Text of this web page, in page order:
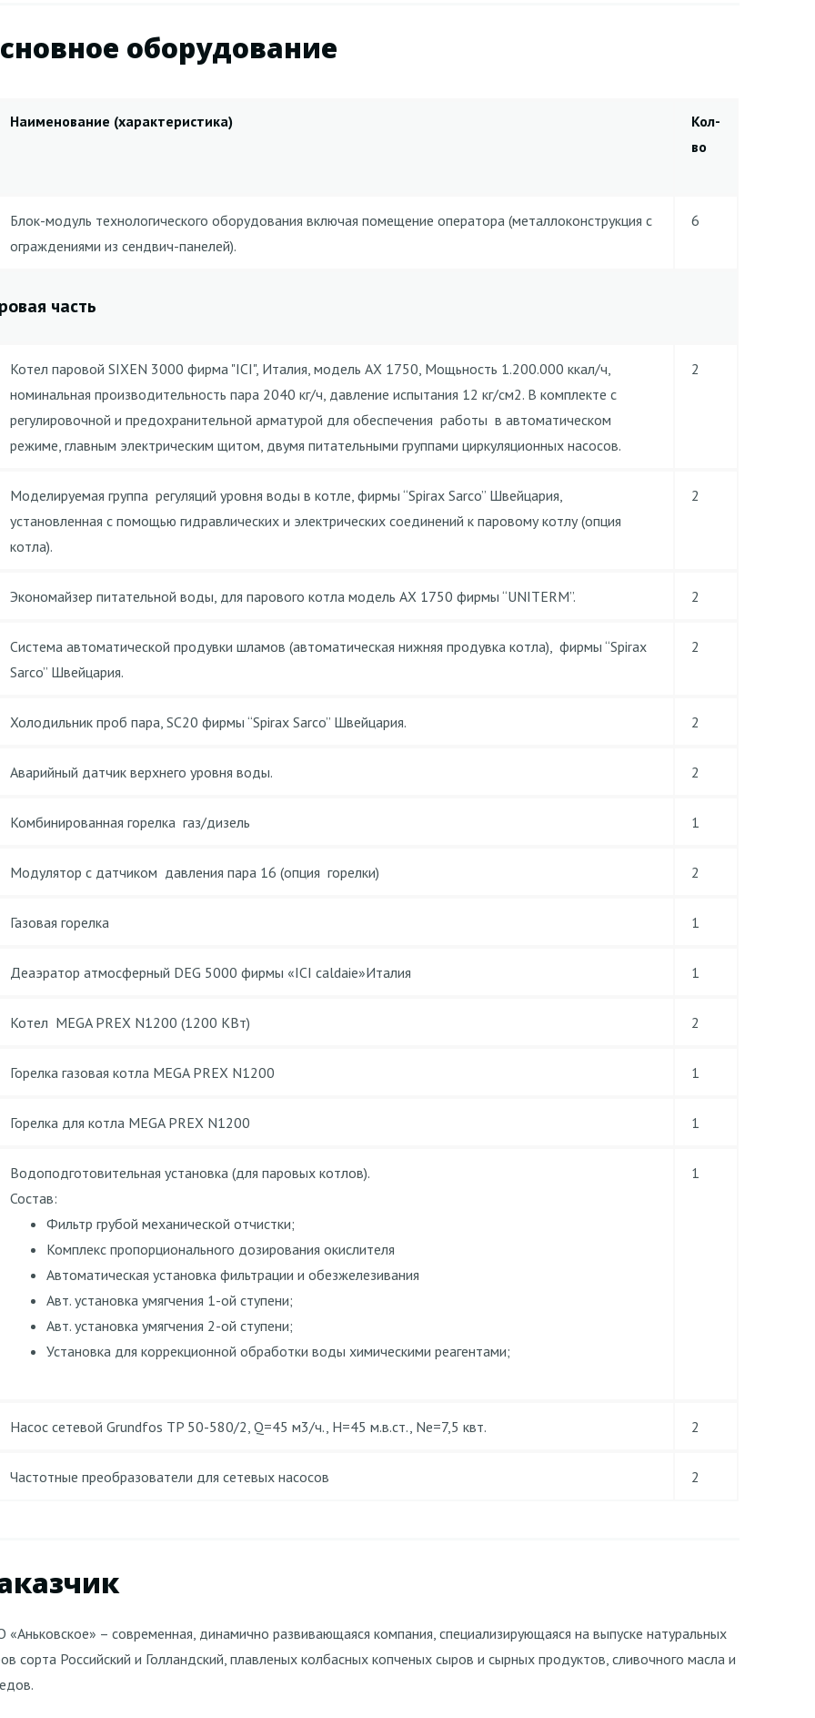
оборудование
Наименование (характеристика)
Кол-
во
Блок-модуль технологического оборудования включая помещение оператора (металлоконструкция с
ограждениями из сендвич-панелей).
6
часть
Котел паровой SIXEN 3000 фирма "ICI", Италия, модель AX 1750, Мощьность 1.200.000 ккал/ч,
номинальная производительность пара 2040 кг/ч, давление испытания 12 кг/см2. В комплекте с
регулировочной и предохранительной арматурой для обеспечения работы в автоматическом
режиме, главным электрическим щитом, двумя питательными группами циркуляционных насосов.
2
Моделируемая группа регуляций уровня воды в котле, фирмы “Spirax Sarco” Швейцария,
установленная с помощью гидравлических и электрических соединений к паровому котлу (опция
котла).
2
Экономайзер питательной воды, для парового котла модель AX 1750 фирмы “UNITERM”. 2
Система автоматической продувки шламов (автоматическая нижняя продувка котла), фирмы “Spirax
Sarco” Швейцария.
2
Холодильник проб пара, SC20 фирмы “Spirax Sarco” Швейцария. 2
Аварийный датчик верхнего уровня воды. 2
Комбинированная горелка газ/дизель 1
Модулятор с датчиком давления пара 16 (опция горелки) 2
Газовая горелка 1
Деаэратор атмосферный DEG 5000 фирмы «ICI caldaie»Италия 1
Котел MEGA PREX N1200 (1200 КВт) 2
Горелка газовая котла MEGA PREX N1200 1
Горелка для котла MEGA PREX N1200 1
Водоподготовительная установка (для паровых котлов).
Состав:
Фильтр грубой механической отчистки;
Комплекс пропорционального дозирования окислителя
Автоматическая установка фильтрации и обезжелезивания
Авт. установка умягчения 1-ой ступени;
Авт. установка умягчения 2-ой ступени;
Установка для коррекционной обработки воды химическими реагентами;
1
Насос сетевой Grundfos TP 50-580/2, Q=45 м3/ч., Н=45 м.в.ст., Ne=7,5 квт. 2
Частотные преобразователи для сетевых насосов 2
«Аньковское» – современная, динамично развивающаяся компания, специализирующаяся на выпуске натуральных
сорта Российский и Голландский, плавленых колбасных копченых сыров и сырных продуктов, сливочного масла и